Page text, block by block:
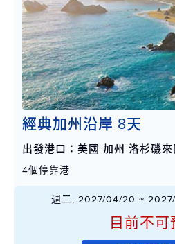
經典加州沿岸 8天
出發港口：美國 加州 洛杉磯來
4個停靠港
週二, 2027/04/20 ~
目前不可